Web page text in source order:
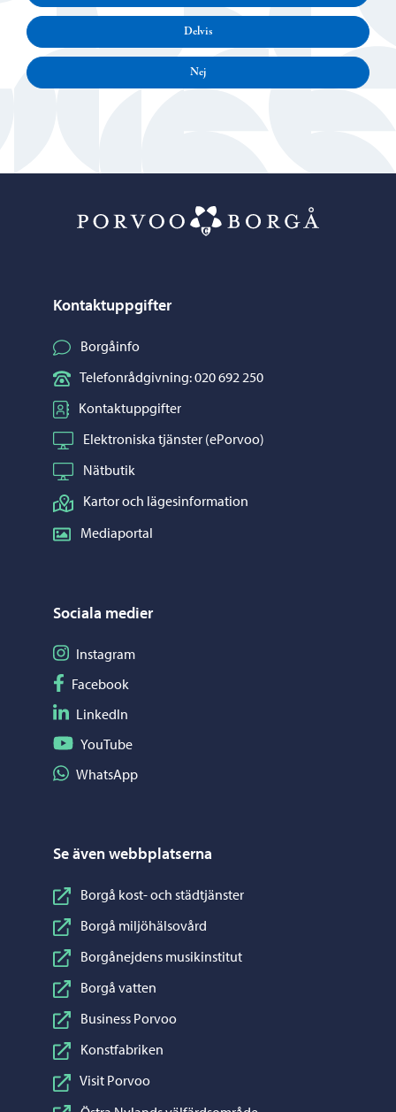
Delvis
Nej
Kontaktuppgifter
Borgåinfo
Telefonrådgivning: 020 692 250
Kontaktuppgifter
Elektroniska tjänster (ePorvoo)
Nätbutik
Kartor och lägesinformation
Mediaportal
Sociala medier
Följ på Instagram
Instagram
Följ på Facebook
Facebook
Följ på LinkedIn
LinkedIn
Följ på YouTube
YouTube
Dela på WhatsApp
WhatsApp
Se även webbplatserna
Borgå kost- och städtjänster
Borgå miljöhälsovård
Borgånejdens musikinstitut
Borgå vatten
Business Porvoo
Konstfabriken
Visit Porvoo